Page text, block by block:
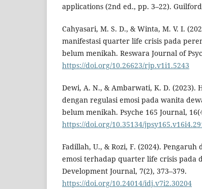
applications (2nd ed., pp. 3–22). Guilford
Cahyasari, M. S. D., & Winta, M. V. I.
manifestasi quarter life crisis pada
belum menikah. Reswara Journal of
https://doi.org/10.26623/rjp.v1i1.5243
Dewi, A. N., & Ambarwati, K. D. (2023).
dengan regulasi emosi pada wanita
belum menikah. Psyche 165 Journal,
https://doi.org/10.35134/
Fadillah, U., & Rozi, F. (2024).
emosi terhadap quarter life crisis pada
Development Journal, 7(2), 373–379.
https://doi.org/10.24014/idj.v7i2.30204